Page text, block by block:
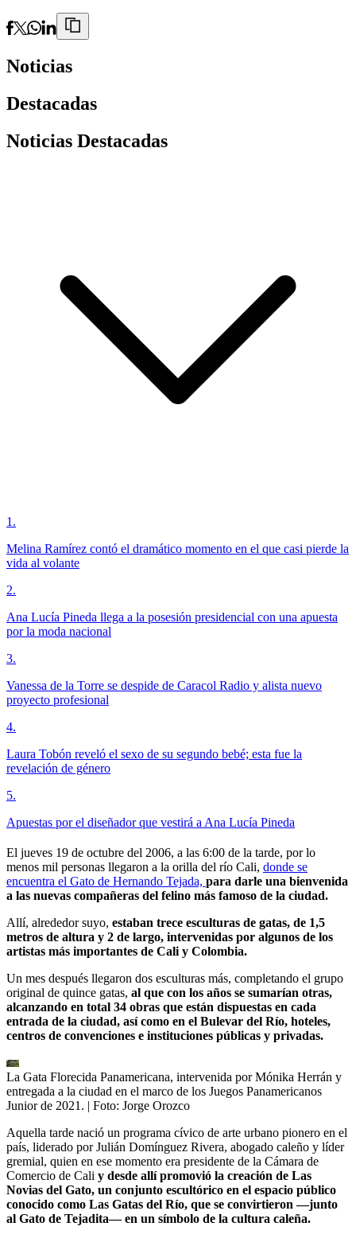
Noticias
Destacadas
Noticias Destacadas
1 .
Melina Ramírez contó el dramático momento en el que casi pierde la
vida al volante
2.
Ana Lucía Pineda llega a la posesión presidencial con una apuesta
por la moda nacional
3.
Vanessa de la Torre se despide de Caracol Radio y alista nuevo
proyecto profesional
4.
Laura Tobón reveló el sexo de su segundo bebé; esta fue la
revelación de género
5.
Apuestas por el diseñador que vestirá a Ana Lucía Pineda
El jueves 19 de octubre del 2006, a las 6:00 de la tarde, por lo
menos mil personas llegaron a la orilla del río Cali, donde se
encuentra el Gato de Hernando Tejada, para darle una bienvenida
a las nuevas compañeras del felino más famoso de la ciudad.
Allí, alrededor suyo, estaban trece esculturas de gatas, de 1,5
metros de altura y 2 de largo, intervenidas por algunos de los
artistas más importantes de Cali y Colombia.
Un mes después llegaron dos esculturas más, completando el grupo
original de quince gatas, al que con los años se sumarían otras,
alcanzando en total 34 obras que están dispuestas en cada
entrada de la ciudad, así como en el Bulevar del Río, hoteles,
centros de convenciones e instituciones públicas y privadas.
La Gata Florecida Panamericana, intervenida por Mónika Herrán y
entregada a la ciudad en el marco de los Juegos Panamericanos
Junior de 2021. | Foto: Jorge Orozco
Aquella tarde nació un programa cívico de arte urbano pionero en el
país, liderado por Julián Domínguez Rivera, abogado caleño y líder
gremial, quien en ese momento era presidente de la Cámara de
Comercio de Cali y desde allí promovió la creación de Las
Novias del Gato, un conjunto escultórico en el espacio público
conocido como Las Gatas del Río, que se convirtieron —junto
al Gato de Tejadita— en un símbolo de la cultura caleña.